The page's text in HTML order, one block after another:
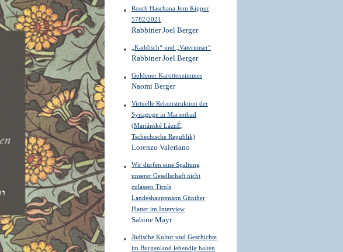
Rosch Haschana Jom Kippur
5782/2021
Rabbiner Joel Berger
„Kaddisch“ und „Vaterunser“
Rabbiner Joel Berger
Goldener Karottenzimmes
Naomi Berger
Virtuelle Rekonstruktion der
Synagoge in Marienbad
(Mariánské LáznÉ,
Tschechische Republik)
Lorenzo Valeriano
Wir dürfen eine Spaltung
unserer Gesellschaft nicht
zulassen Tirols
Landeshauptmann Günther
Platter im Interview
Sabine Mayr
Jüdische Kultur und Geschichte
im Burgenland lebendig halten